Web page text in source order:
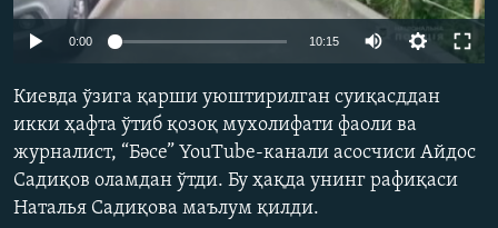
Auto
1080p
0:00 10:15
480p
720p
Киевда ўзига қарши уюштирилган суиқасддан
икки ҳафта ўтиб қозоқ мухолифати фаоли ва
журналист, “Бәсе” YouTube-канали асосчиси Айдос
Садиқов оламдан ўтди. Бу ҳақда унинг рафиқаси
Наталья Садиқова маълум қилди.